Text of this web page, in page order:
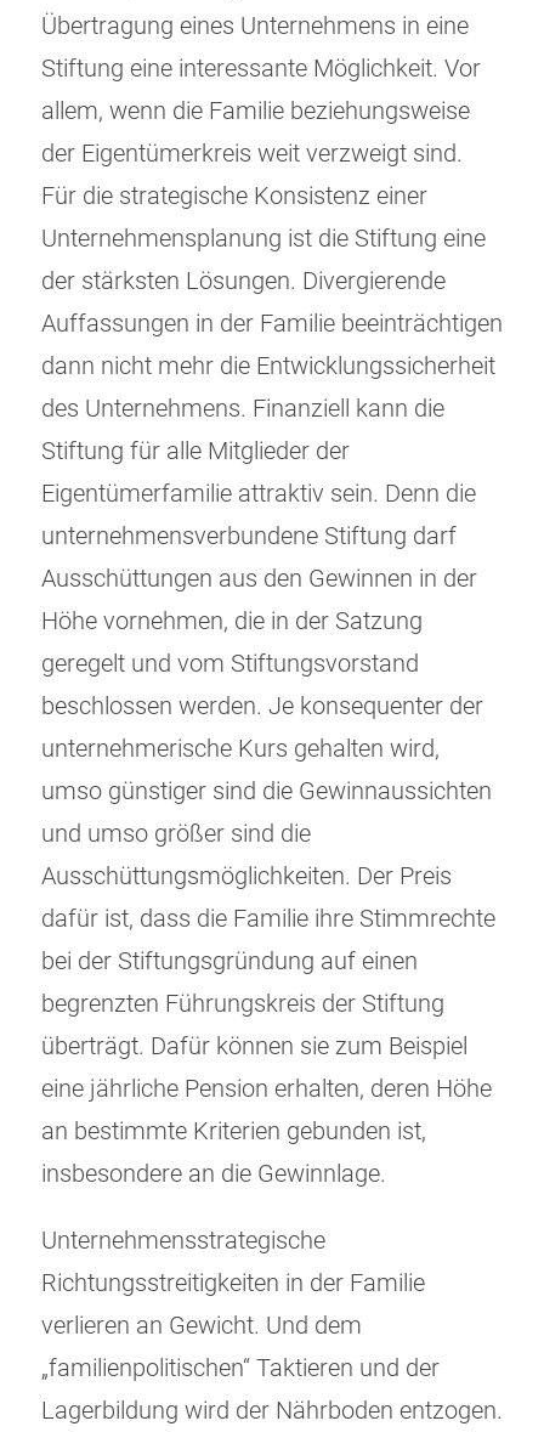
Übertragung eines Unternehmens in eine
Stiftung eine interessante Möglichkeit. Vor
allem, wenn die Familie beziehungsweise
der Eigentümerkreis weit verzweigt sind.
Für die strategische Konsistenz einer
Unternehmensplanung ist die Stiftung eine
der stärksten Lösungen. Divergierende
Auffassungen in der Familie beeinträchtigen
dann nicht mehr die Entwicklungssicherheit
des Unternehmens. Finanziell kann die
Stiftung für alle Mitglieder der
Eigentümerfamilie attraktiv sein. Denn die
unternehmensverbundene Stiftung darf
Ausschüttungen aus den Gewinnen in der
Höhe vornehmen, die in der Satzung
geregelt und vom Stiftungsvorstand
beschlossen werden. Je konsequenter der
unternehmerische Kurs gehalten wird,
umso günstiger sind die Gewinnaussichten
und umso größer sind die
Ausschüttungsmöglichkeiten. Der Preis
dafür ist, dass die Familie ihre Stimmrechte
bei der Stiftungsgründung auf einen
begrenzten Führungskreis der Stiftung
überträgt. Dafür können sie zum Beispiel
eine jährliche Pension erhalten, deren Höhe
an bestimmte Kriterien gebunden ist,
insbesondere an die Gewinnlage.
Unternehmensstrategische
Richtungsstreitigkeiten in der Familie
verlieren an Gewicht. Und dem
„familienpolitischen“ Taktieren und der
Lagerbildung wird der Nährboden entzogen.